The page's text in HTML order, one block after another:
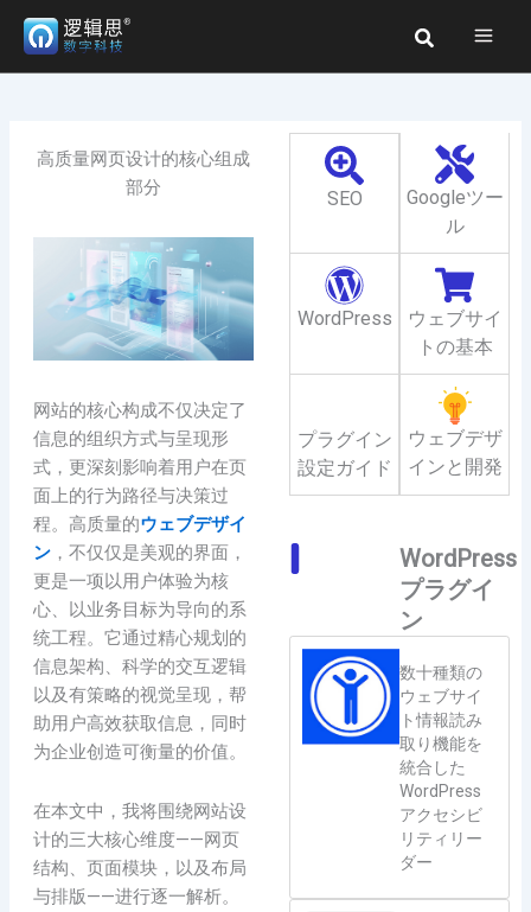
を
検
高质量网页设计的核心组成
部分
网站的核心构成不仅决定了
信息的组织方式与呈现形
式，更深刻影响着用户在页
面上的行为路径与决策过
程。高质量的ウェブデザイ
ン，不仅仅是美观的界面，
更是一项以用户体验为核
心、以业务目标为导向的系
统工程。它通过精心规划的
信息架构、科学的交互逻辑
以及有策略的视觉呈现，帮
助用户高效获取信息，同时
为企业创造可衡量的价值。
在本文中，我将围绕网站设
计的三大核心维度——网页
结构、页面模块，以及布局
与排版——进行逐一解析。
SEO
Googleツー
ル
WordPress
ウェブサイ
トの基本
プラグイン
設定ガイド
ウェブデザ
インと開発
WordPress
プラグイ
ン
数十種類の
ウェブサイ
ト情報読み
取り機能を
統合した
WordPress
アクセシビ
リティリー
ダー